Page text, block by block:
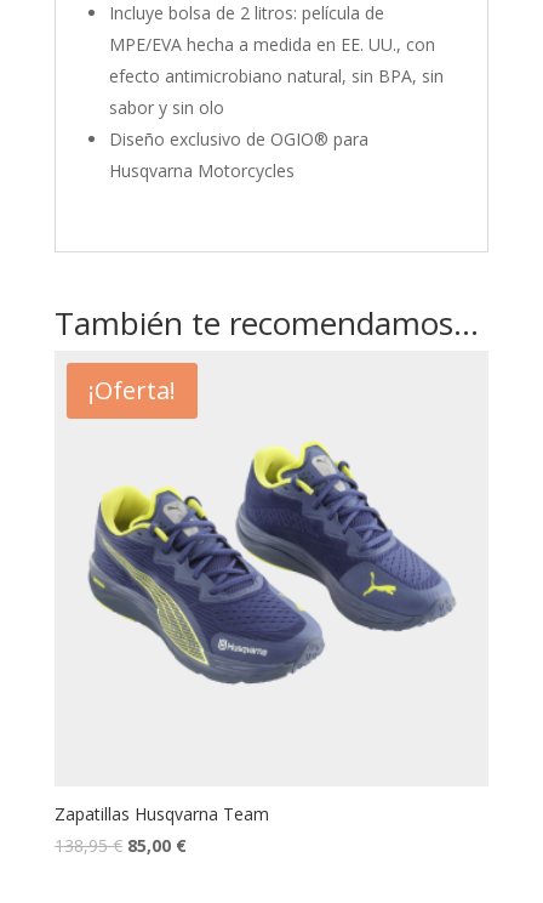
Incluye bolsa de 2 litros: película de
MPE/EVA hecha a medida en EE. UU., con
efecto antimicrobiano natural, sin BPA, sin
sabor y sin olo
Diseño exclusivo de OGIO® para
Husqvarna Motorcycles
También te recomendamos…
¡Oferta!
Zapatillas Husqvarna Team
138,95€ 85,00 €